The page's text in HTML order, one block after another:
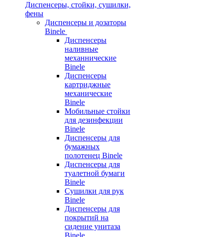
Диспенсеры, стойки, сушилки,
фены
Диспенсеры и дозаторы
Binele
Диспенсеры
наливные
механнические
Binele
Диспенсеры
картриджные
механические
Binele
Мобильные стойки
для дезинфекции
Binele
Диспенсеры для
бумажных
полотенец Binele
Диспенсеры для
туалетной бумаги
Binele
Сушилки для рук
Binele
Диспенсеры для
покрытий на
сидение унитаза
Binele